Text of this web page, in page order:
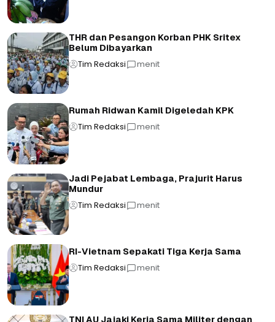
THR dan Pesangon Korban PHK Sritex
Belum Dibayarkan
Tim Redaksi menit
Rumah Ridwan Kamil Digeledah KPK
Tim Redaksi menit
Jadi Pejabat Lembaga, Prajurit Harus
Mundur
Tim Redaksi menit
RI-Vietnam Sepakati Tiga Kerja Sama
Tim Redaksi menit
TNI AU Jajaki Kerja Sama Militer dengan